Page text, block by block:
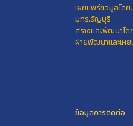
เผยแพร่ข้อมูลโดย.
มทร.ธัญบุรี
สร้างและพัฒนาโด
ฝ่ายพัฒนาและเผ
ข้อมูลการติดต่อ